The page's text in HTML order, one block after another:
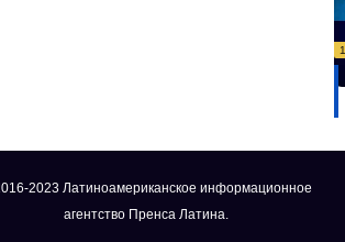
2023 Латиноамериканское информационное
агентство Пренса Латина.